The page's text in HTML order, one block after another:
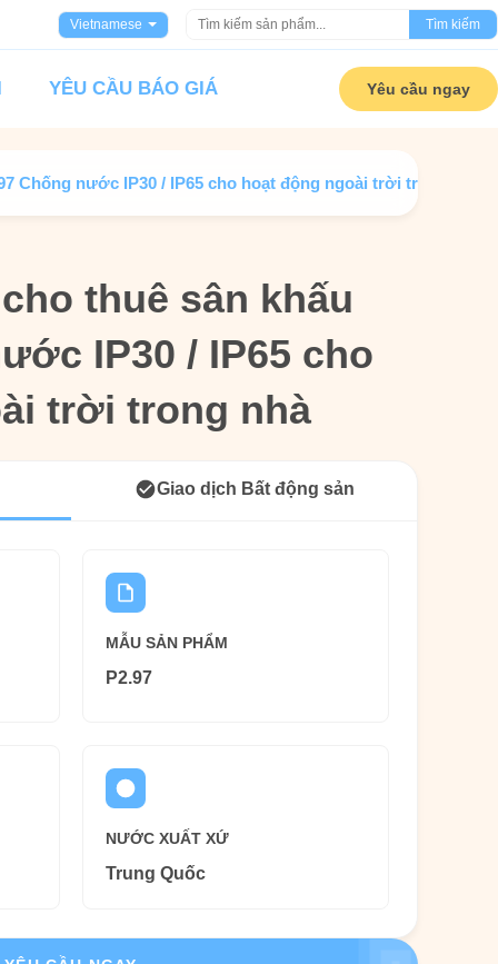
Vietnamese Tìm kiếm
YÊU CẦU BÁO GIÁ Yêu cầu ngay
Chống nước IP30 / IP65 cho hoạt động ngoài trời trong nhà
thuê sân khấu
IP30 / IP65 cho
trời trong nhà
thuê sân khấu
IP30 / IP65 cho
trời trong nhà
Giao dịch Bất động sản
MẪU SẢN PHẨM
P2.97
NƯỚC XUẤT XỨ
Trung Quốc